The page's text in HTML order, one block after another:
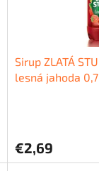
Sirup ZLATÁ
lesná jahoda 0,7
€2,69